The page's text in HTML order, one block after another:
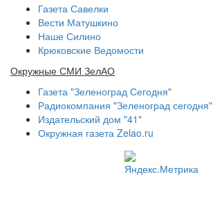
Газета Савелки
Вести Матушкино
Наше Силино
Крюковские Ведомости
Окружные СМИ ЗелАО
Газета "Зеленоград Сегодня"
Радиокомпания "Зеленоград сегодня"
Издательский дом "41"
Окружная газета Zelao.ru